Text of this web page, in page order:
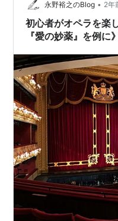
永野裕之のBlog • 2年
初心者がオペラを楽
『愛の妙薬』を例に》